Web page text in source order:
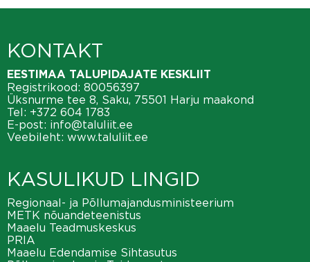
KONTAKT
EESTIMAA TALUPIDAJATE KESKLIIT
Registrikood: 80056397
Üksnurme tee 8, Saku, 75501 Harju maakond
Tel: +372 604 1783
E-post: info@taluliit.ee
Veebileht: www.taluliit.ee
KASULIKUD LINGID
Regionaal- ja Põllumajandusministeerium
METK nõuandeteenistus
Maaelu Teadmuskeskus
PRIA
Maaelu Edendamise Sihtasutus